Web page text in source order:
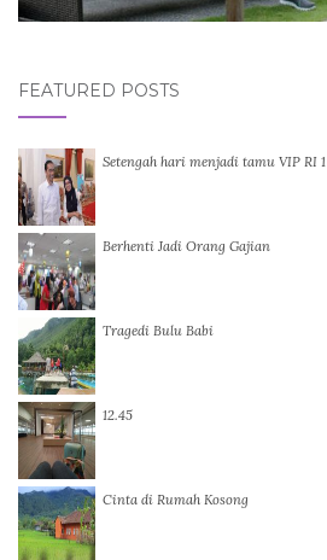
FEATURED POSTS
Setengah hari menjadi tamu VIP RI 1
Berhenti Jadi Orang Gajian
Tragedi Bulu Babi
12.45
Cinta di Rumah Kosong